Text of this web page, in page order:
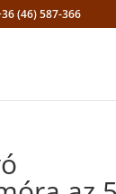
(46) 587-366